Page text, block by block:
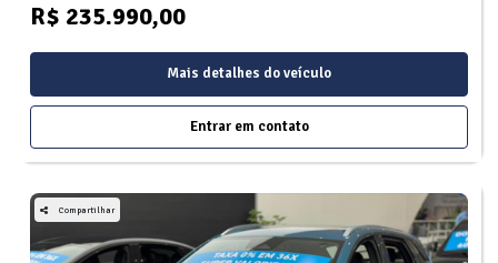
R$ 235.990,00
Mais detalhes do veículo
Entrar em contato
Compartilhar